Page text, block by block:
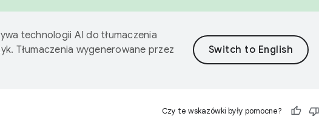
technologii AI do tłumaczenia
Tłumaczenia wygenerowane przez
Czy te wskazówki były pomocne?